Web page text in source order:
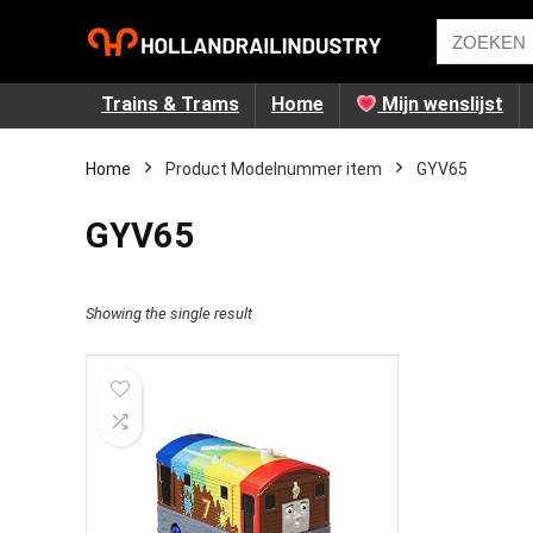
Trains & Trams Home Mijn wenslijst
Home Product Modelnummer item ‎GYV65
‎GYV65
Showing the single result